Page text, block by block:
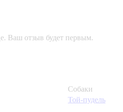
Ваш отзыв будет первым.
Собаки
Той-пудель